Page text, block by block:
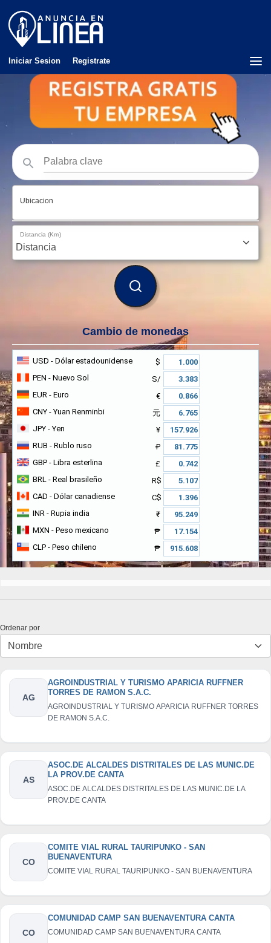
Iniciar Sesion Registrate
Ubicacion
Distancia (Km)
BUSCAR
Cambio de monedas
USD - Dólar estadounidense
$
PEN - Nuevo Sol
S/
EUR - Euro
€
CNY - Yuan Renminbi
元
JPY - Yen
¥
RUB - Rublo ruso
₽
GBP - Libra esterlina
£
BRL - Real brasileño
R$
CAD - Dólar canadiense
C$
INR - Rupia india
₹
MXN - Peso mexicano
₱
CLP - Peso chileno ₱
Ordenar por
AG
AGROINDUSTRIAL Y TURISMO APARICIA RUFFNER
TORRES DE RAMON S.A.C.
AGROINDUSTRIAL Y TURISMO APARICIA RUFFNER TORRES
DE RAMON S.A.C.
AS
ASOC.DE ALCALDES DISTRITALES DE LAS MUNIC.DE
LA PROV.DE CANTA
ASOC.DE ALCALDES DISTRITALES DE LAS MUNIC.DE LA
PROV.DE CANTA
CO
COMITE VIAL RURAL TAURIPUNKO - SAN
BUENAVENTURA
COMITE VIAL RURAL TAURIPUNKO - SAN BUENAVENTURA
CO
COMUNIDAD CAMP SAN BUENAVENTURA CANTA
COMUNIDAD CAMP SAN BUENAVENTURA CANTA